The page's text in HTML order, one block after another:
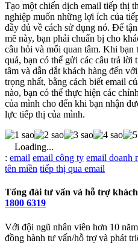
Tạo một chiến dịch email tiếp thị
nghiệp muốn những lợi ích của
đầy đủ về cách sử dụng nó. Để
mẽ này, bạn phải chuẩn bị cho
câu hỏi và mối quan tâm. Khi bạn
quả, bạn có thể gửi các câu trả
tâm và dẫn dắt khách hàng đến
trọng nhất, bằng cách biết email
nào, bạn có thể thực hiện các
của mình cho đến khi bạn nhận
lực tiếp thị của mình.
Loading...
Từ
khóa
: email email công ty email doanh
tên miền tiếp thị qua email
Tổng đài tư vấn và hỗ trợ
1800 6319
Với đội ngũ nhân viên hơn 10
đồng hành tư vấn/hỗ trợ và phát